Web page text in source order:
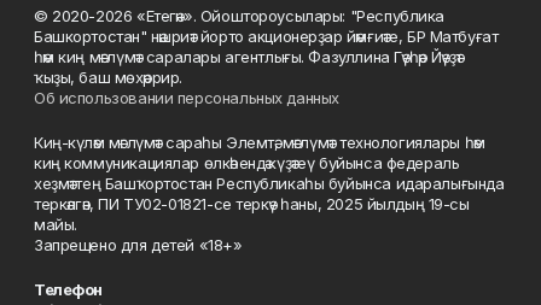
© 2020-2026 «Етегән». Ойоштороусылары: "Республика
Башкортостан" нәшриәт йорто акционерҙар йәмғиәте, БР Матбуғат
һәм киң мәғлүмәт саралары агентлығы. Фазуллина Гәүһәр Йәүҙәт
ҡыҙы, баш мөхәррир.
Об использовании персональных данных
Киң-күләм мәғлүмәт сараһы Элемтә, мәғлүмәт технологиялары һәм
киң коммуникациялар өлкәһендә күҙәтеү буйынса федераль
хеҙмәттең Башҡортостан Республикаһы буйынса идаралығында
теркәлгән, ПИ ТУ02-01821-се теркәү һаны, 2025 йылдың 19-сы
майы.
Запрещено для детей «18+»
Телефон